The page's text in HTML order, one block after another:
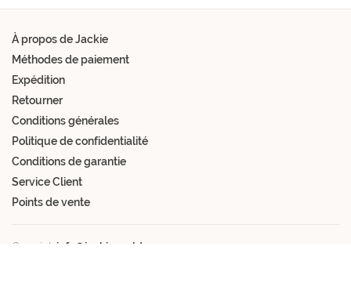
À propos de Jackie
Méthodes de paiement
Expédition
Retourner
Conditions générales
Politique de confidentialité
Conditions de garantie
Service Client
Points de vente
Courriel: info@jackie-gold.com